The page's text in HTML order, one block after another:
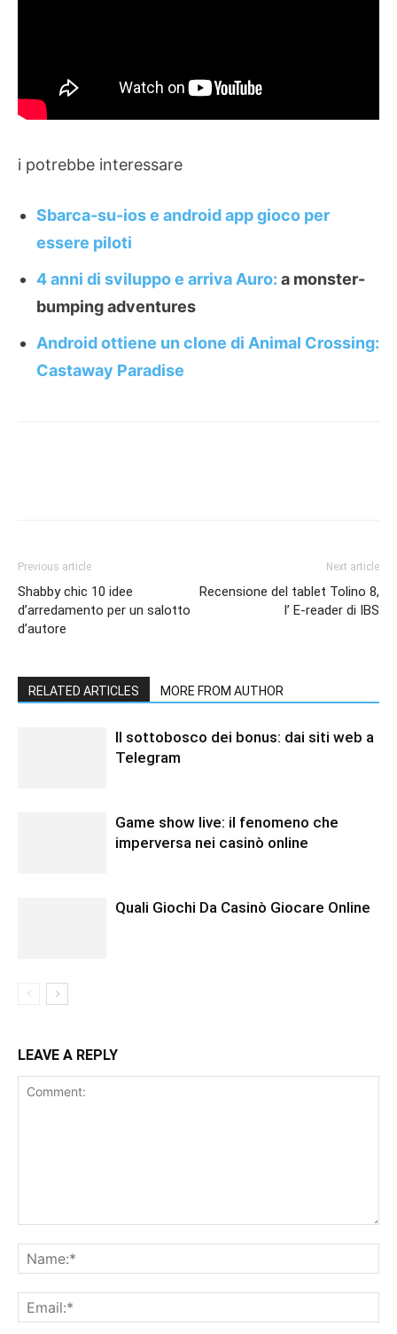
i potrebbe interessare
Sbarca-su-ios e android app gioco per
essere piloti
4 anni di sviluppo e arriva Auro: a monster-
bumping adventures
Android ottiene un clone di Animal Crossing:
Castaway Paradise
Previous article
Shabby chic 10 idee
d’arredamento per un salotto
d’autore
Next article
Recensione del tablet Tolino 8,
l’ E-reader di IBS
RELATED ARTICLES MORE FROM AUTHOR
Il sottobosco dei bonus: dai siti web a
Telegram
Game show live: il fenomeno che
imperversa nei casinò online
Quali Giochi Da Casinò Giocare Online
LEAVE A REPLY